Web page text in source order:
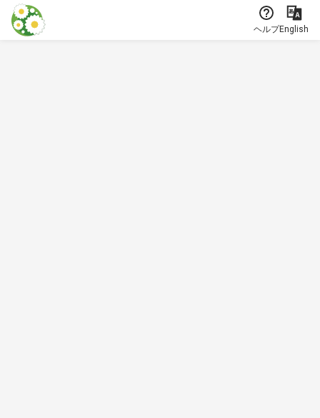
本文に飛ぶ
ヘルプEnglish